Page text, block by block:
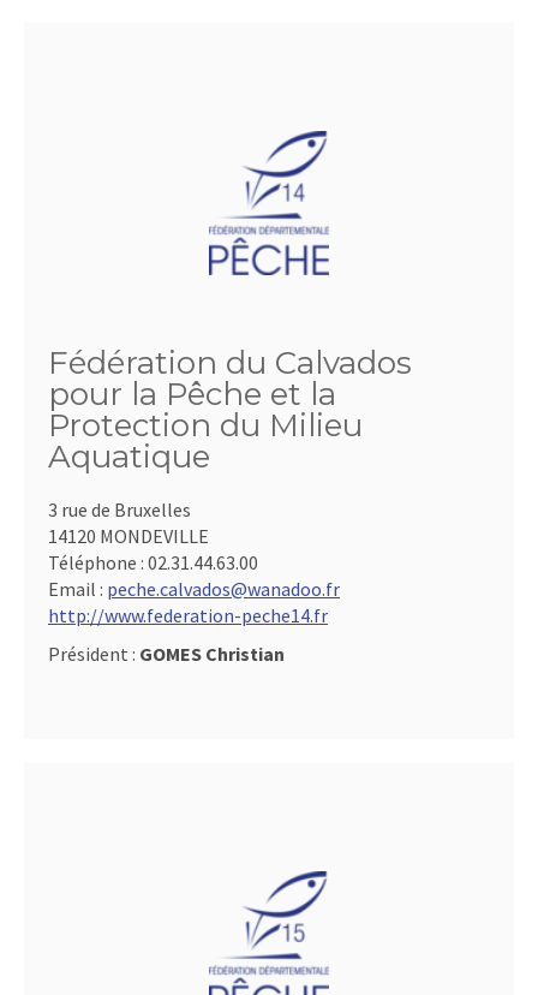
Fédération du Calvados
pour la Pêche et la
Protection du Milieu
Aquatique
3 rue de Bruxelles
14120 MONDEVILLE
Téléphone : 02.31.44.63.00
Email : peche.calvados@wanadoo.fr
http://www.federation-peche14.fr
Président : GOMES Christian